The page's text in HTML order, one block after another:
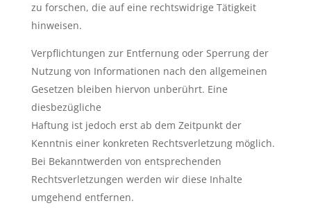
zu forschen, die auf eine rechtswidrige Tätigkeit
hinweisen.
Verpflichtungen zur Entfernung oder Sperrung der
Nutzung von Informationen nach den allgemeinen
Gesetzen bleiben hiervon unberührt. Eine
diesbezügliche
Haftung ist jedoch erst ab dem Zeitpunkt der
Kenntnis einer konkreten Rechtsverletzung möglich.
Bei Bekanntwerden von entsprechenden
Rechtsverletzungen werden wir diese Inhalte
umgehend entfernen.